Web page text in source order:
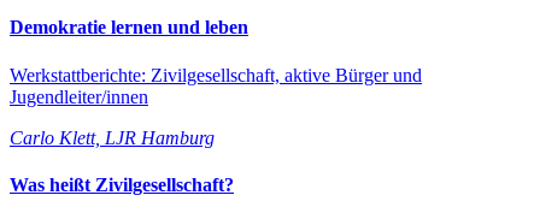
Demokratie lernen und leben
Werkstattberichte: Zivilgesellschaft, aktive Bürger und
Jugendleiter/innen
Carlo Klett, LJR Hamburg
Was heißt Zivilgesellschaft?